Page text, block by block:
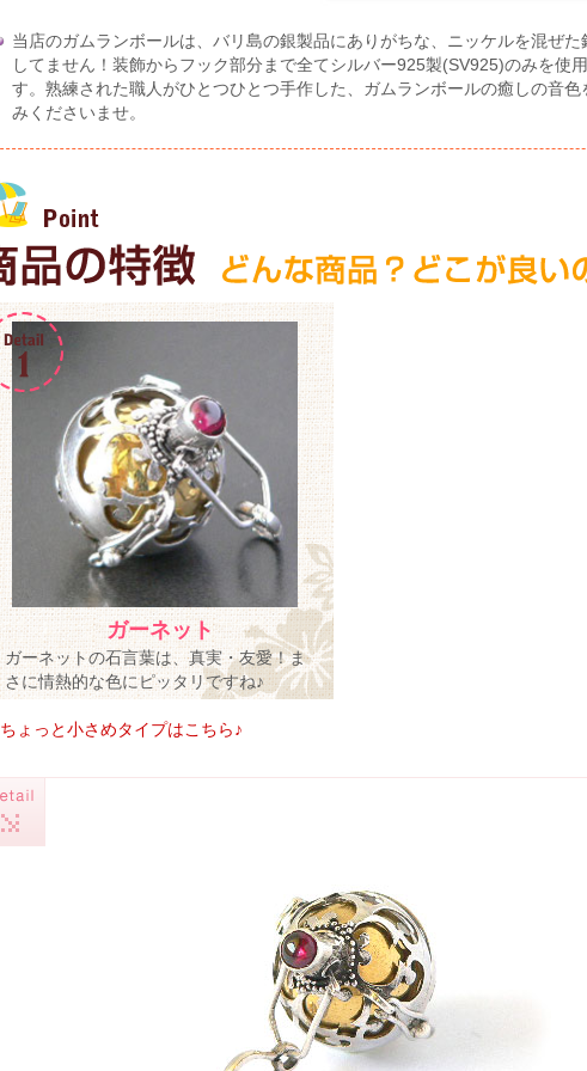
当店のガムランボールは、バリ島の銀製品にありがちな、ニッケルを混ぜた
してません！装飾からフック部分まで全てシルバー925製(SV925)のみを使
す。熟練された職人がひとつひとつ手作した、ガムランボールの癒しの音色
みくださいませ。
ガーネット
ガーネットの石言葉は、真実・友愛！ま
さに情熱的な色にピッタリですね♪
ちょっと小さめタイプはこちら♪